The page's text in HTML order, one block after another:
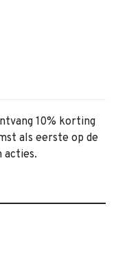
10% korting
als eerste op de
acties.